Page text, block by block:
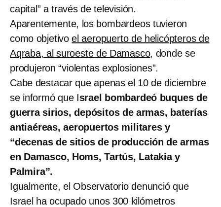
capital” a través de televisión.
Aparentemente, los bombardeos tuvieron
como objetivoel aeropuerto de helicópteros de
Aqraba, al suroeste de Damasco, donde se
produjeron “violentas explosiones”.
Cabe destacar que apenas el 10 de diciembre
se informó que Israel bombardeó buques de
guerra sirios, depósitos de armas, baterías
antiaéreas, aeropuertos militares y
“decenas de sitios de producción de armas
en Damasco, Homs, Tartús, Latakia y
Palmira”.
Igualmente, el Observatorio denunció que
Israel ha ocupado unos 300 kilómetros